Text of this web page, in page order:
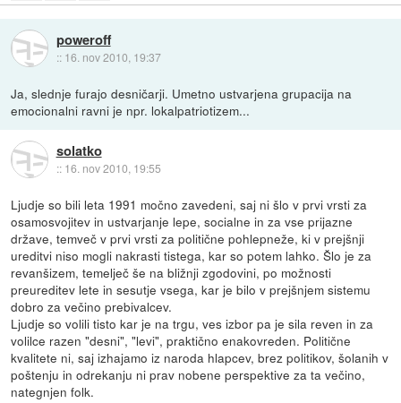
poweroff
:: 16. nov 2010, 19:37
Ja, slednje furajo desničarji. Umetno ustvarjena grupacija na
emocionalni ravni je npr. lokalpatriotizem...
solatko
:: 16. nov 2010, 19:55
Ljudje so bili leta 1991 močno zavedeni, saj ni šlo v prvi vrsti za
osamosvojitev in ustvarjanje lepe, socialne in za vse prijazne
države, temveč v prvi vrsti za politične pohlepneže, ki v prejšnji
ureditvi niso mogli nakrasti tistega, kar so potem lahko. Šlo je za
revanšizem, temelječ še na bližnji zgodovini, po možnosti
preureditev lete in sesutje vsega, kar je bilo v prejšnjem sistemu
dobro za večino prebivalcev.
Ljudje so volili tisto kar je na trgu, ves izbor pa je sila reven in za
volilce razen "desni", "levi", praktično enakovreden. Politične
kvalitete ni, saj izhajamo iz naroda hlapcev, brez politikov, šolanih v
poštenju in odrekanju ni prav nobene perspektive za ta večino,
nategnjen folk.